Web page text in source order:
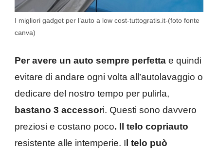
I migliori gadget per l’auto a low cost-tuttogratis.it-(foto fonte
canva)
Per avere un auto sempre perfetta e quindi
evitare di andare ogni volta all’autolavaggio o
dedicare del nostro tempo per pulirla,
bastano 3 accessori. Questi sono davvero
preziosi e costano poco. Il telo copriauto
resistente alle intemperie. I l telo può